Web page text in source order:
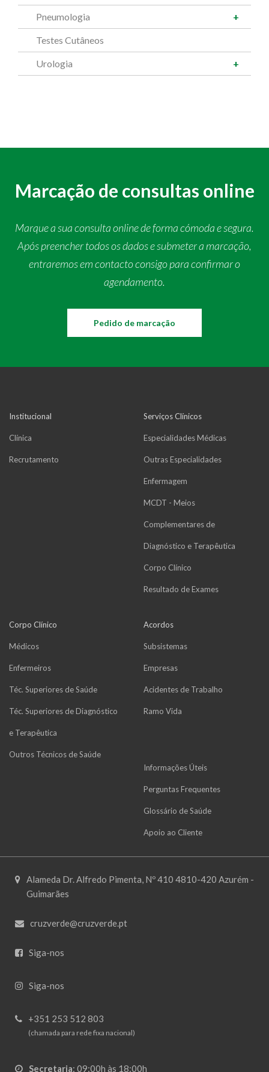
Pneumologia
Testes Cutâneos
Urologia
Marcação de consultas online
Marque a sua consulta online de forma cómoda e segura.
Após preencher todos os dados e submeter a marcação,
entraremos em contacto consigo para confirmar o
agendamento.
Pedido de marcação
Institucional
Clínica
Recrutamento
Serviços Clínicos
Especialidades Médicas
Outras Especialidades
Enfermagem
MCDT - Meios
Complementares de
Diagnóstico e Terapêutica
Corpo Clínico
Resultado de Exames
Corpo Clínico
Médicos
Enfermeiros
Téc. Superiores de Saúde
Téc. Superiores de Diagnóstico
e Terapêutica
Outros Técnicos de Saúde
Acordos
Subsistemas
Empresas
Acidentes de Trabalho
Ramo Vida
Informações Úteis
Perguntas Frequentes
Glossário de Saúde
Apoio ao Cliente
Alameda Dr. Alfredo Pimenta, Nº 410 4810-420 Azurém -
Guimarães
cruzverde@cruzverde.pt
Siga-nos
Siga-nos
+351 253 512 803
(chamada para rede fixa nacional)
Secretaria: 09:00h às 18:00h